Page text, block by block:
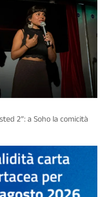
2”: a Soho la comicità